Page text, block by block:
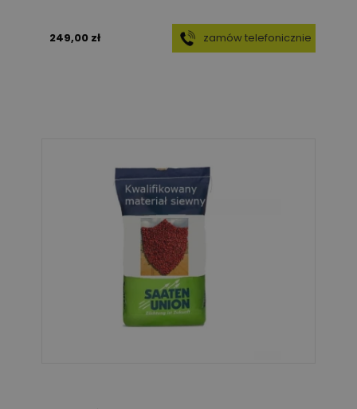
249,00 zł zamów telefonicznie